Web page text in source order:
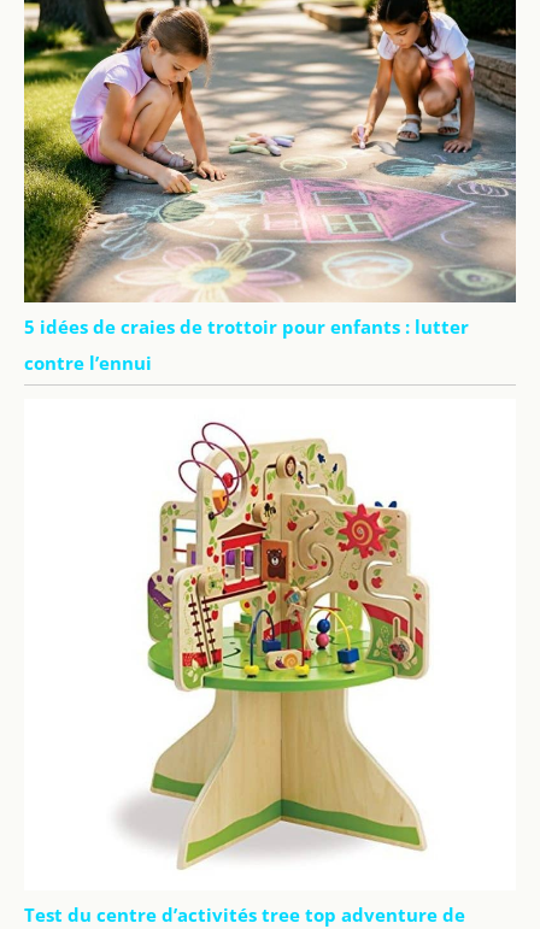
5 idées de craies de trottoir pour enfants : lutter
contre l’ennui
Test du centre d’activités tree top adventure de